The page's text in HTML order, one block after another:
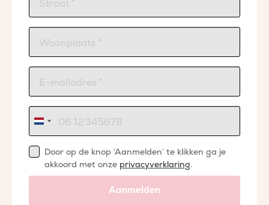
Nederland
+31
Door op de knop ‘Aanmelden’ te klikken ga je
akkoord met onze privacyverklaring.
Aanmelden